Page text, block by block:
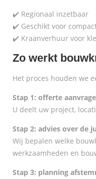
✔️ Regionaal inzetbaar
✔️ Geschikt voor
✔️ Kraanverhuur voor
Zo werkt
Het proces houden we
Stap 1: offerte
U deelt uw project,
Stap 2: advies over de
Wij bepalen welke
werkzaamheden en
Stap 3: planning